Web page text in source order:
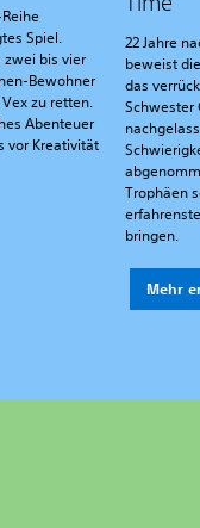
Spiel.
zwei bis vier
Bewohner
zu retten.
Abenteuer
vor Kreativität
22 Jahre
beweist
das
Schwester
Trophäen
bringen.
Mehr